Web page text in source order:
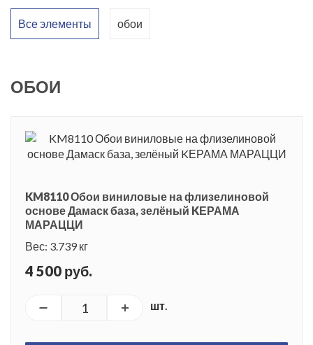
Все элементы обои
ОБОИ
KM8110 Обои виниловые на флизелиновой
основе Дамаск база, зелёный KЕРАМА
МАРАЦЦИ
Вес: 3.739 кг
4 500 руб.
шт.